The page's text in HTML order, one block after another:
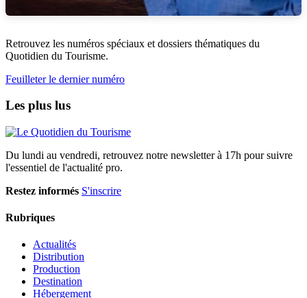
Retrouvez les numéros spéciaux et dossiers thématiques du
Quotidien du Tourisme.
Feuilleter le dernier numéro
Les plus lus
Du lundi au vendredi, retrouvez notre newsletter à 17h pour suivre
l'essentiel de l'actualité pro.
Restez informés S'inscrire
Rubriques
Actualités
Distribution
Production
Destination
Hébergement